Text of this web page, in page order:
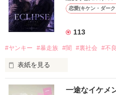
もう会うことはないと思ってい
高校生になって再会した彼は、
他の女の子には冷たいのに
私にだけ昔と変わらない笑顔を
恋愛(キケン・ダー
113
#ヤンキー #暴走族 #闇 #裏社会 #不良
表紙を見る
表紙画像はAIです
一途なイケメ